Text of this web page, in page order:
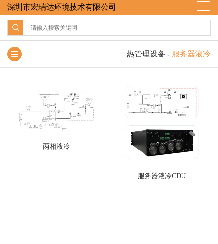
深圳市宏瑞达环境技术有限公司
热管理设备 - 服务器液冷
两相液冷
服务器液冷CDU